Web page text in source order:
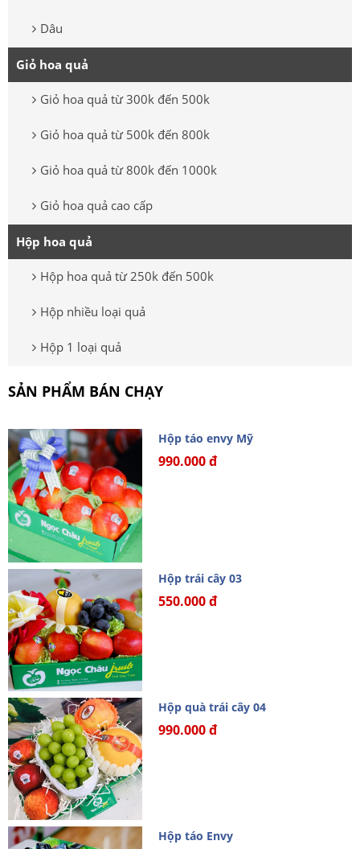
Dâu
Giỏ hoa quả
Giỏ hoa quả từ 300k đến 500k
Giỏ hoa quả từ 500k đến 800k
Giỏ hoa quả từ 800k đến 1000k
Giỏ hoa quả cao cấp
Hộp hoa quả
Hộp hoa quả từ 250k đến 500k
Hộp nhiều loại quả
Hộp 1 loại quả
SẢN PHẨM BÁN CHẠY
Hộp táo envy Mỹ
990.000 đ
Hộp trái cây 03
550.000 đ
Hộp quà trái cây 04
990.000 đ
Hộp táo Envy